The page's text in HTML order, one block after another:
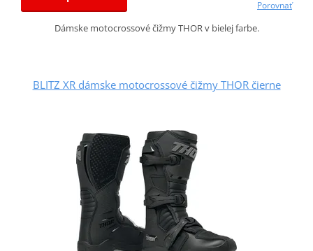
Porovnať
Dámske motocrossové čižmy THOR v bielej farbe.
BLITZ XR dámske motocrossové čižmy THOR čierne